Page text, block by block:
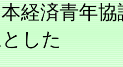
経済青年
した